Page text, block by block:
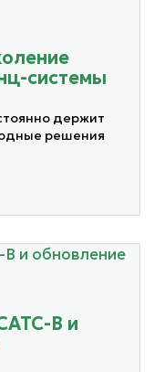
системы
держит
решения
B и